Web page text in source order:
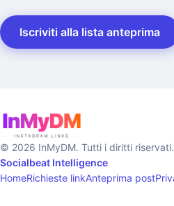
Iscriviti alla lista anteprima
© 2026 InMyDM. Tutti i diritti
Socialbeat Intelligence
HomeRichieste linkAnteprima post